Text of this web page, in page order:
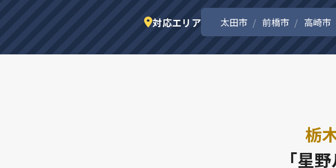
対応エリア 太田市 前橋市 高崎市
栃
「星